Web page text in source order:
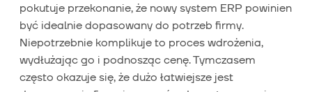
pokutuje przekonanie, że nowy system ERP powinien
być idealnie dopasowany do potrzeb firmy.
Niepotrzebnie komplikuje to proces wdrożenia,
wydłużając go i podnosząc cenę. Tymczasem
często okazuje się, że dużo łatwiejsze jest